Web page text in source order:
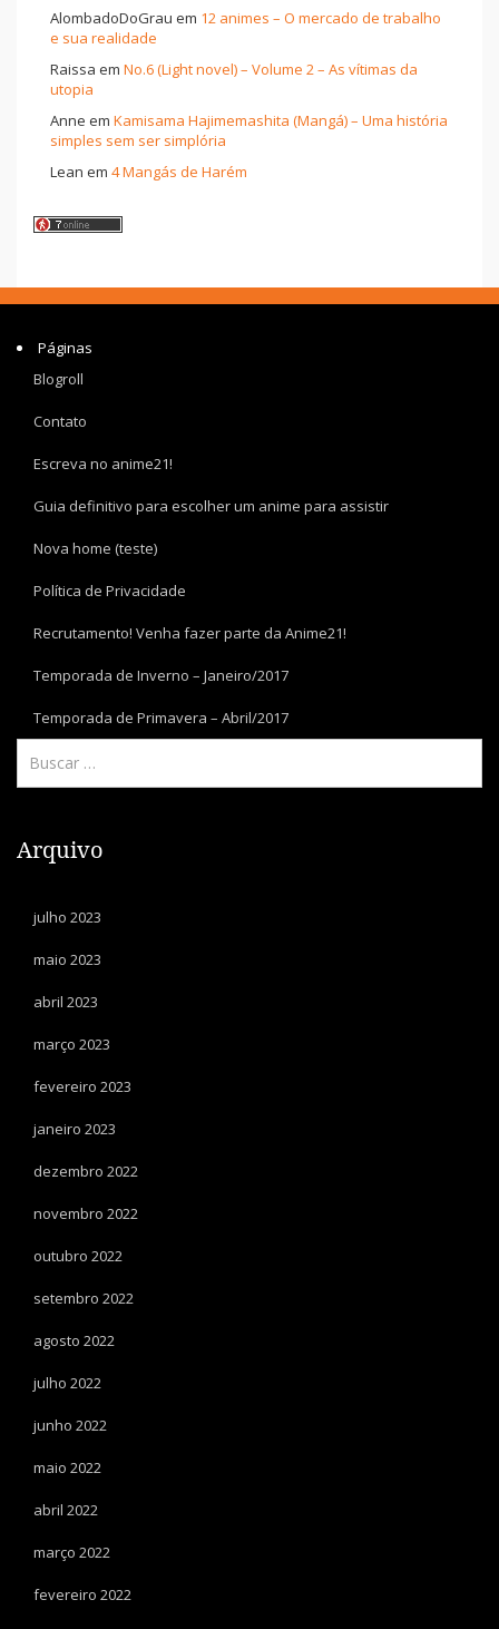
AlombadoDoGrau em 12 animes – O mercado de trabalho
e sua realidade
Raissa em No.6 (Light novel) – Volume 2 – As vítimas da
utopia
Anne em Kamisama Hajimemashita (Mangá) – Uma história
simples sem ser simplória
Lean em 4 Mangás de Harém
Páginas
Blogroll
Contato
Escreva no anime21!
Guia definitivo para escolher um anime para assistir
Nova home (teste)
Política de Privacidade
Recrutamento! Venha fazer parte da Anime21!
Temporada de Inverno – Janeiro/2017
Temporada de Primavera – Abril/2017
Arquivo
julho 2023
maio 2023
abril 2023
março 2023
fevereiro 2023
janeiro 2023
dezembro 2022
novembro 2022
outubro 2022
setembro 2022
agosto 2022
julho 2022
junho 2022
maio 2022
abril 2022
março 2022
fevereiro 2022